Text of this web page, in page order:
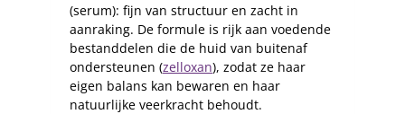
(serum): fijn van structuur en zacht in
aanraking. De formule is rijk aan voedende
bestanddelen die de huid van buitenaf
ondersteunen (zelloxan), zodat ze haar
eigen balans kan bewaren en haar
natuurlijke veerkracht behoudt.